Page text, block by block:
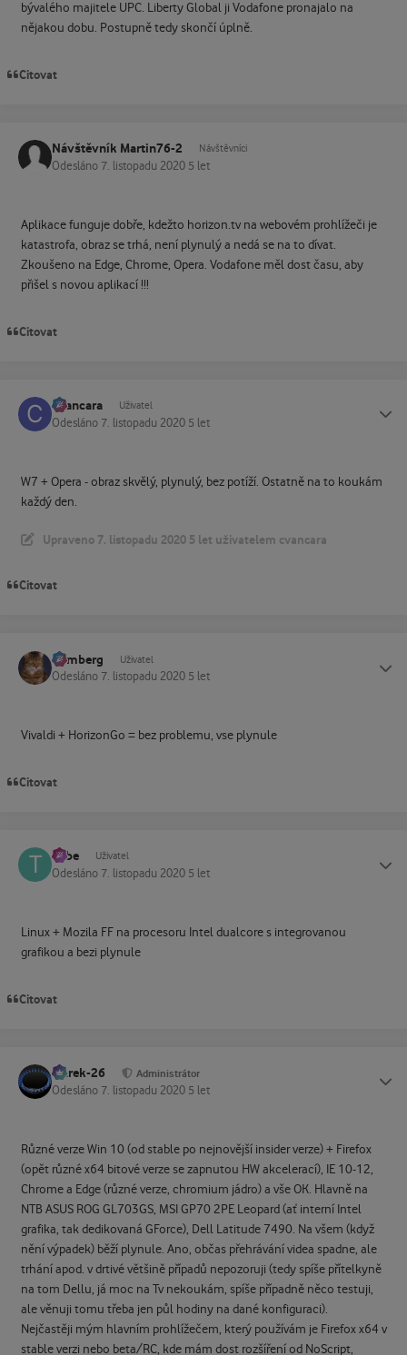
bývalého majitele UPC. Liberty Global ji Vodafone pronajalo na
nějakou dobu. Postupně tedy skončí úplně.
Citovat
Návštěvník Martin76-2 Návštěvníci
Odesláno 7. listopadu 2020 5 let
Aplikace funguje dobře, kdežto horizon.tv na webovém prohlížeči je
katastrofa, obraz se trhá, není plynulý a nedá se na to dívat.
Zkoušeno na Edge, Chrome, Opera. Vodafone měl dost času, aby
přišel s novou aplikací !!!
Citovat
cvancara Uživatel
Odesláno 7. listopadu 2020 5 let
W7 + Opera - obraz skvělý, plynulý, bez potíží. Ostatně na to koukám
každý den.
Upraveno 7. listopadu 2020 5 let uživatelem cvancara
Citovat
homberg Uživatel
Odesláno 7. listopadu 2020 5 let
Vivaldi + HorizonGo = bez problemu, vse plynule
Citovat
Tube Uživatel
Odesláno 7. listopadu 2020 5 let
Linux + Mozila FF na procesoru Intel dualcore s integrovanou
grafikou a bezi plynule
Citovat
Marek-26 Administrátor
Odesláno 7. listopadu 2020 5 let
Různé verze Win 10 (od stable po nejnovější insider verze) + Firefox
(opět různé x64 bitové verze se zapnutou HW akcelerací), IE 10-12,
Chrome a Edge (různé verze, chromium jádro) a vše OK. Hlavně na
NTB ASUS ROG GL703GS, MSI GP70 2PE Leopard (ať interní Intel
grafika, tak dedikovaná GForce), Dell Latitude 7490. Na všem (když
nění výpadek) běží plynule. Ano, občas přehrávání videa spadne, ale
trhání apod. v drtivé většině případů nepozoruji (tedy spíše přítelkyně
na tom Dellu, já moc na Tv nekoukám, spíše případně něco testuji,
ale věnuji tomu třeba jen půl hodiny na dané konfiguraci).
Nejčastěji mým hlavním prohlížečem, který používám je Firefox x64 v
stable verzi nebo beta/RC, kde mám dost rozšíření od NoScript,